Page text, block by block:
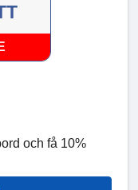
och få 10%